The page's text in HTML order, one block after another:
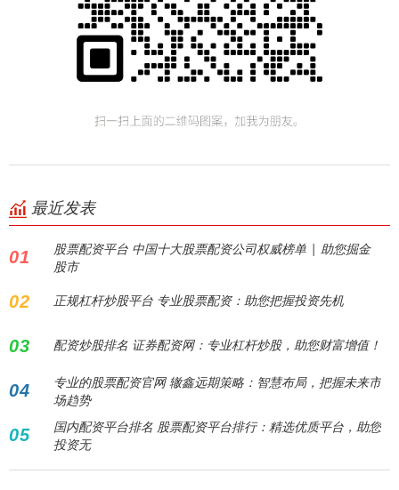
最近发表
01
股票配资平台 中国十大股票配资公司权威榜单 | 助您掘金
股市
02 正规杠杆炒股平台 专业股票配资：助您把握投资先机
03 配资炒股排名 证券配资网：专业杠杆炒股，助您财富增值！
04
专业的股票配资官网 辙鑫远期策略：智慧布局，把握未来市
场趋势
05
国内配资平台排名 股票配资平台排行：精选优质平台，助您
投资无